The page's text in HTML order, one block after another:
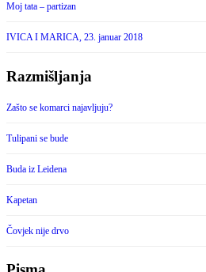
Moj tata – partizan
IVICA I MARICA, 23. januar 2018
Razmišljanja
Zašto se komarci najavljuju?
Tulipani se bude
Buda iz Leidena
Kapetan
Čovjek nije drvo